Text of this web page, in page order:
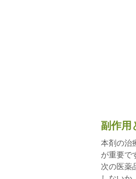
副作用
本剤の治
が重要で
次の医薬